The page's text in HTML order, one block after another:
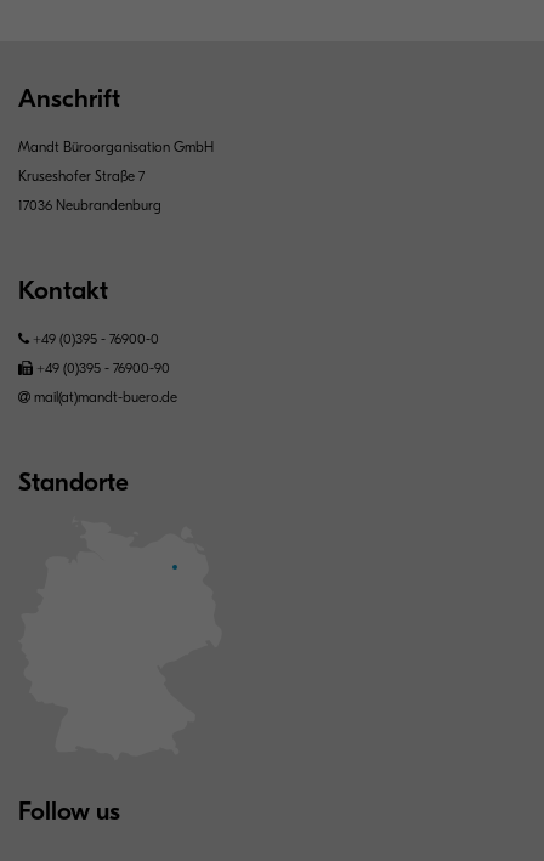
Anschrift
Mandt Büroorganisation GmbH
Kruseshofer Straße 7
17036 Neubrandenburg
Kontakt
+49 (0)395 - 76900-0
+49 (0)395 - 76900-90
mail(at)mandt-buero.de
Standorte
Follow us